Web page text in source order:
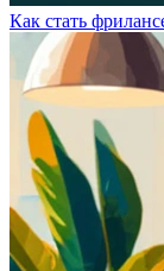
Как стать